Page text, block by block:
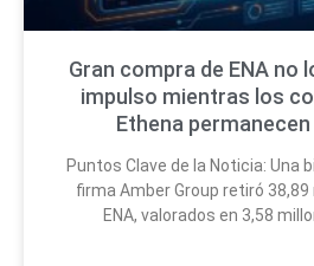
Gran compra de ENA no
impulso mientras los
Ethena
Puntos Clave de la Noticia: Una
firma Amber Group retiró
ENA, valorados en 3,58